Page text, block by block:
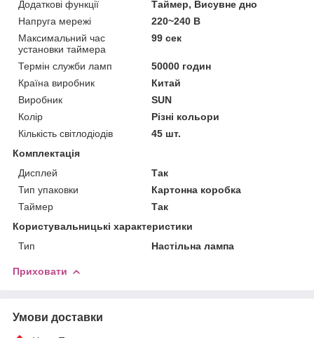
Додаткові функції
Таймер, Висувне дно
Напруга мережі
220~240 В
Максимальний час
установки таймера
99 сек
Термін служби ламп
50000 годин
Країна виробник
Китай
Виробник
SUN
Колір
Різні кольори
Кількість світлодіодів
45 шт.
Комплектація
Дисплей
Так
Тип упаковки
Картонна коробка
Таймер
Так
Користувальницькі характеристики
Тип
Настільна лампа
Приховати
Умови доставки